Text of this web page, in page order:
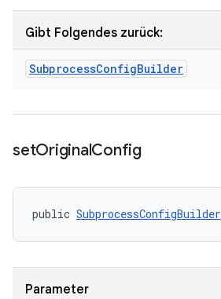
Gibt Folgendes zurück:
SubprocessConfigBuilder
setOriginalConfig
public SubprocessConfigBuilder
Parameter